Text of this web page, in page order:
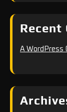
Recent
A WordPress